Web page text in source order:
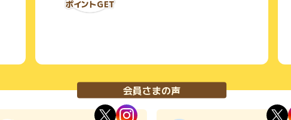
会員さまの声